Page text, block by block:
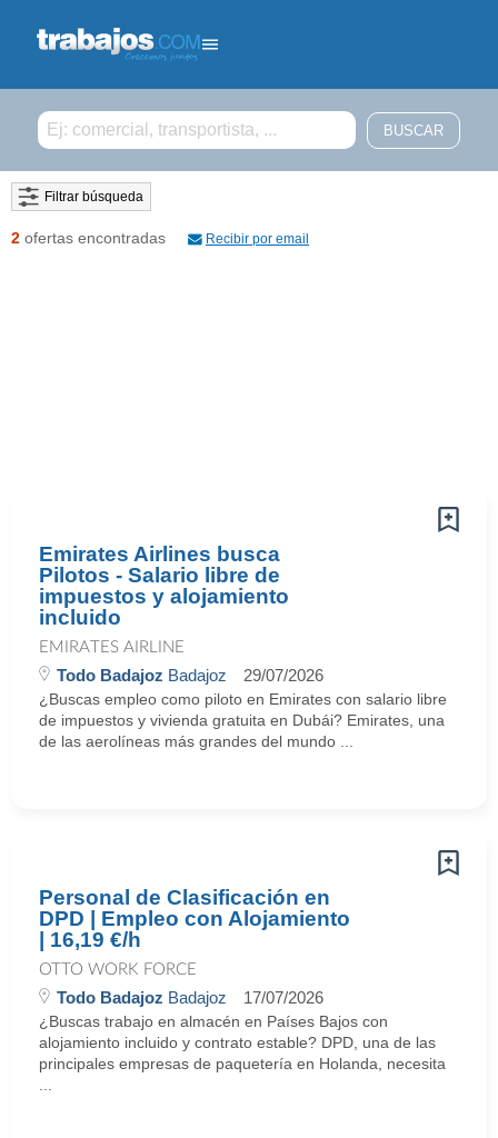
Filtrar búsqueda
2 ofertas encontradas Recibir por email
Emirates Airlines busca
Pilotos - Salario libre de
impuestos y alojamiento
incluido
EMIRATES AIRLINE
Todo Badajoz Badajoz 29/07/2026
¿Buscas empleo como piloto en Emirates con salario libre
de impuestos y vivienda gratuita en Dubái? Emirates, una
de las aerolíneas más grandes del mundo ...
Personal de Clasificación en
DPD | Empleo con Alojamiento
| 16,19 €/h
OTTO WORK FORCE
Todo Badajoz Badajoz 17/07/2026
¿Buscas trabajo en almacén en Países Bajos con
alojamiento incluido y contrato estable? DPD, una de las
principales empresas de paquetería en Holanda, necesita